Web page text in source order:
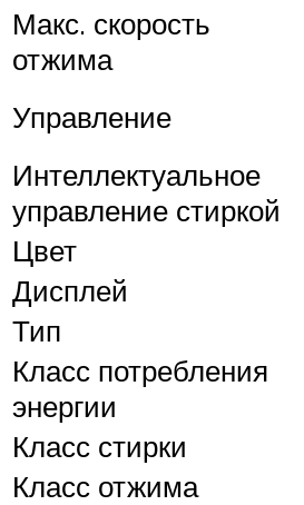
Макс. скорость
отжима
Управление
Интеллектуальное
управление стиркой
Цвет
Дисплей
Тип
Класс потребления
энергии
Класс стирки
Класс отжима